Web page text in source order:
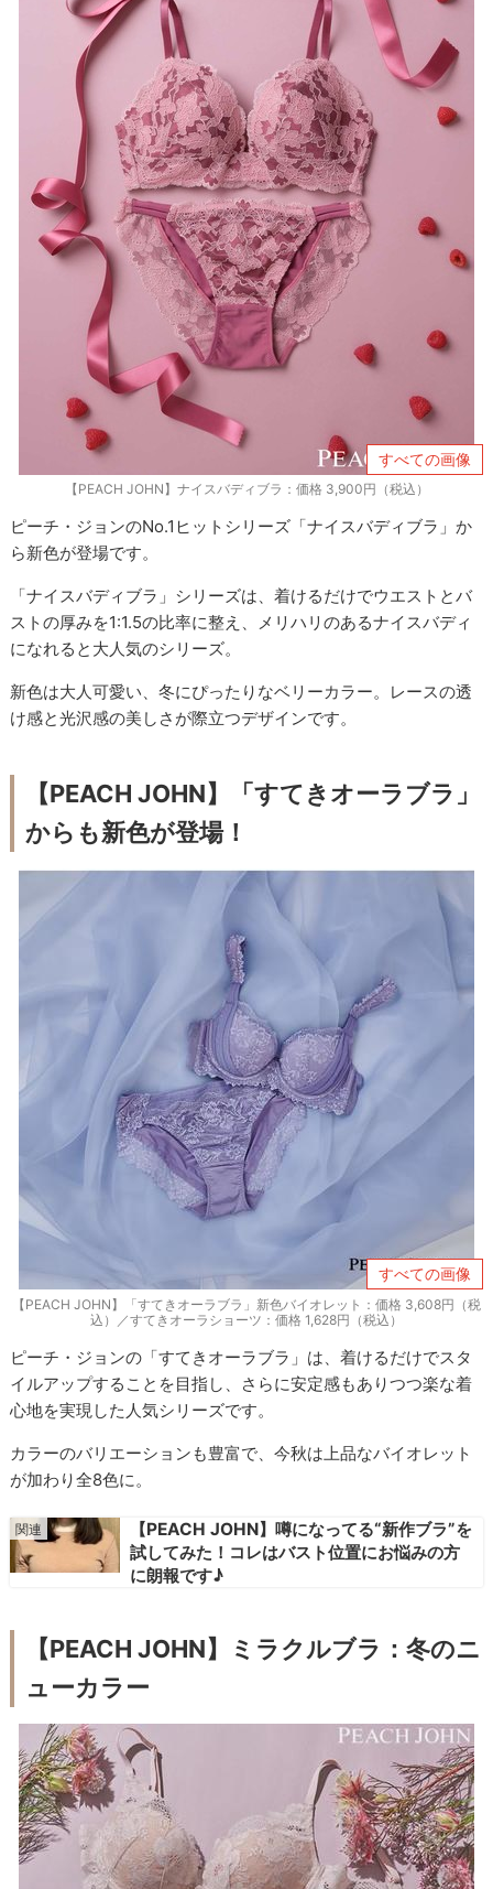
すべての画像
【PEACH JOHN】ナイスバディブラ：価格 3,900円（税込）
ピーチ・ジョンのNo.1ヒットシリーズ「ナイスバディブラ」か
ら新色が登場です。
「ナイスバディブラ」シリーズは、着けるだけでウエストとバ
ストの厚みを1:1.5の比率に整え、メリハリのあるナイスバディ
になれると大人気のシリーズ。
新色は大人可愛い、冬にぴったりなベリーカラー。レースの透
け感と光沢感の美しさが際立つデザインです。
【PEACH JOHN】「すてきオーラブラ」
からも新色が登場！
すべての画像
【PEACH JOHN】「すてきオーラブラ」新色バイオレット：価格 3,608円（税
込）／すてきオーラショーツ：価格 1,628円（税込）
ピーチ・ジョンの「すてきオーラブラ」は、着けるだけでスタ
イルアップすることを目指し、さらに安定感もありつつ楽な着
心地を実現した人気シリーズです。
カラーのバリエーションも豊富で、今秋は上品なバイオレット
が加わり全8色に。
【PEACH JOHN】噂になってる“新作ブラ”を
試してみた！コレはバスト位置にお悩みの方
に朗報です♪
【PEACH JOHN】ミラクルブラ：冬のニ
ューカラー